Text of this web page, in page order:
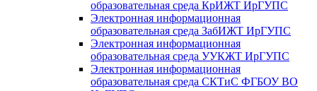
образовательная среда КрИЖТ ИрГУПС
Электронная информационная
образовательная среда ЗабИЖТ ИрГУПС
Электронная информационная
образовательная среда УУКЖТ ИрГУПС
Электронная информационная
образовательная среда СКТиС ФГБОУ ВО